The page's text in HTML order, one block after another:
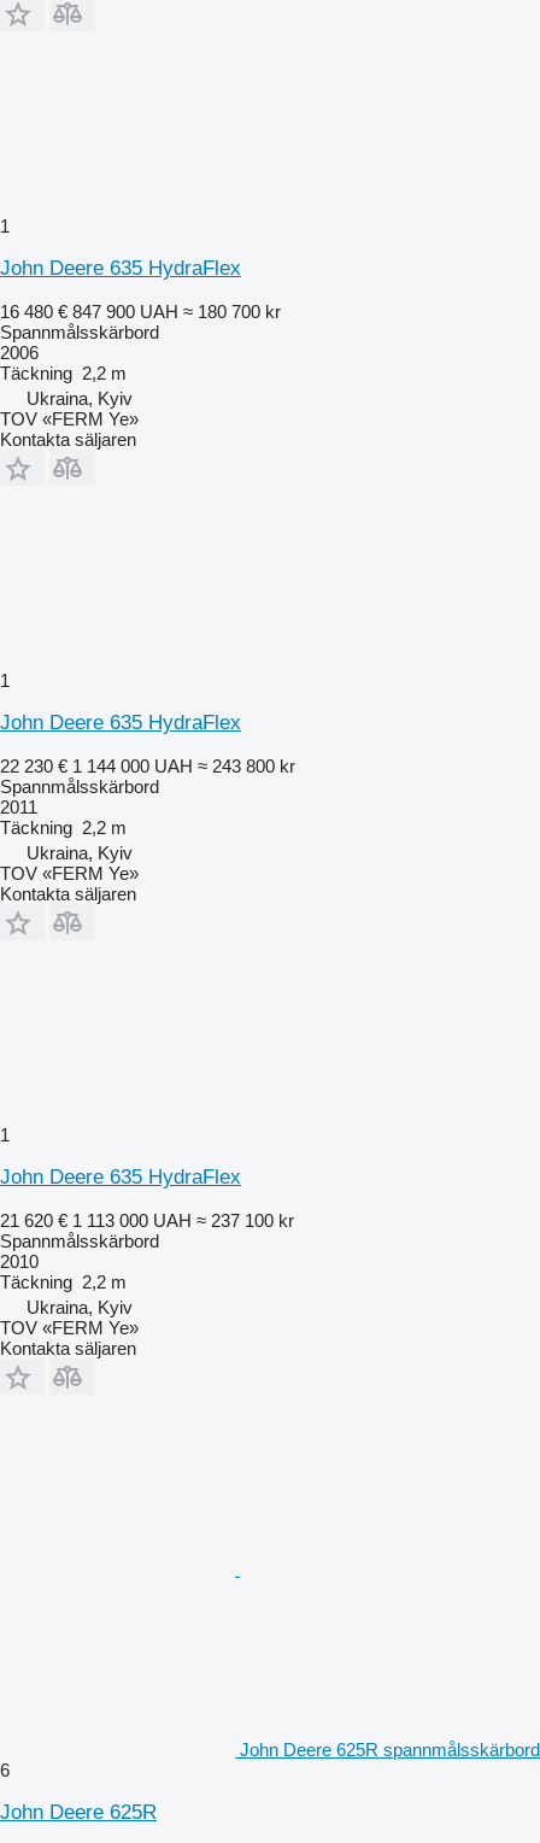
1
John Deere 635 HydraFlex
16 480 € 847 900 UAH ≈ 180 700 kr
Spannmålsskärbord
2006
Täckning 2,2 m
Ukraina, Kyiv
TOV «FERM Ye»
Kontakta säljaren
1
John Deere 635 HydraFlex
22 230 € 1 144 000 UAH ≈ 243 800 kr
Spannmålsskärbord
2011
Täckning 2,2 m
Ukraina, Kyiv
TOV «FERM Ye»
Kontakta säljaren
1
John Deere 635 HydraFlex
21 620 € 1 113 000 UAH ≈ 237 100 kr
Spannmålsskärbord
2010
Täckning 2,2 m
Ukraina, Kyiv
TOV «FERM Ye»
Kontakta säljaren
John Deere 625R spannmålsskärbord
6
John Deere 625R